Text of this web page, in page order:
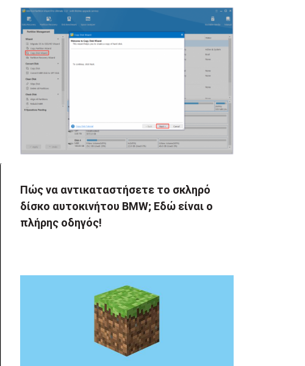
Πώς να αντικαταστήσετε το σκληρό
δίσκο αυτοκινήτου BMW; Εδώ είναι ο
πλήρης οδηγός!